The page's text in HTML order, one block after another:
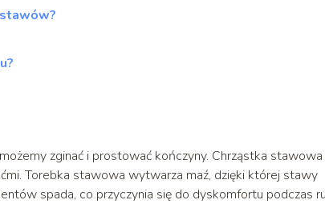
zginać i prostować kończyny. Chrząstka stawowa
Torebka stawowa wytwarza maź, dzięki której stawy
spada, co przyczynia się do dyskomfortu podczas